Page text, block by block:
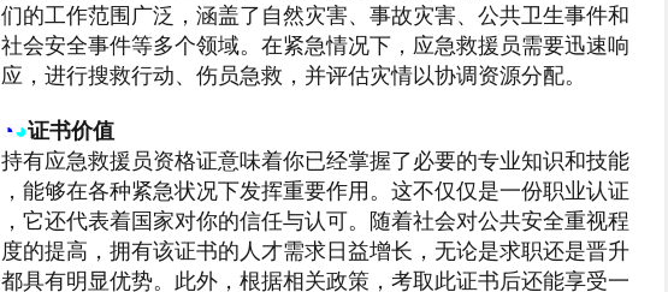
们的工作范围广泛，涵盖了自然灾害、事故灾害、公共卫生事件和
社会安全事件等多个领域。在紧急情况下，应急救援员需要迅速响
应，进行搜救行动、伤员急救，并评估灾情以协调资源分配。
◔◕证书价值
持有应急救援员资格证意味着你已经掌握了必要的专业知识和技能
，能够在各种紧急状况下发挥重要作用。这不仅仅是一份职业认证
，它还代表着国家对你的信任与认可。随着社会对公共安全重视程
度的提高，拥有该证书的人才需求日益增长，无论是求职还是晋升
都具有明显优势。此外，根据相关政策，考取此证书后还能享受一